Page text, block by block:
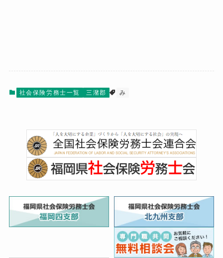
社会保険労務士一覧 三潴郡 み